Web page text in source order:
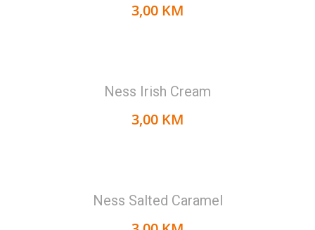
3,00 KM
Ness Irish Cream
3,00 KM
Ness Salted Caramel